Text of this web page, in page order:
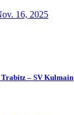
16, 2025
– SV Kulmain